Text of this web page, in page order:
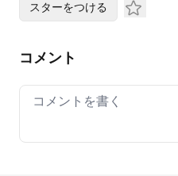
スターをつける
コメント
Your comment